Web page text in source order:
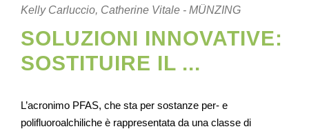
Kelly Carluccio, Catherine Vitale - MÜNZING
SOLUZIONI INNOVATIVE:
SOSTITUIRE IL ...
L’acronimo PFAS, che sta per sostanze per- e
polifluoroalchiliche è rappresentata da una classe di